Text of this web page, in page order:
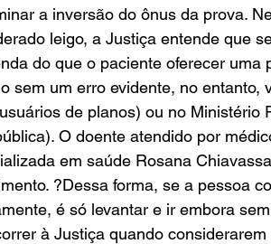
a inversão do ônus da prova.
leigo, a Justiça entende que
do que o paciente oferecer uma
sem um erro evidente, no
de planos) ou no
O doente atendido por
em saúde Rosana
?Dessa forma, se a pessoa
é só levantar e ir embora
à Justiça quando